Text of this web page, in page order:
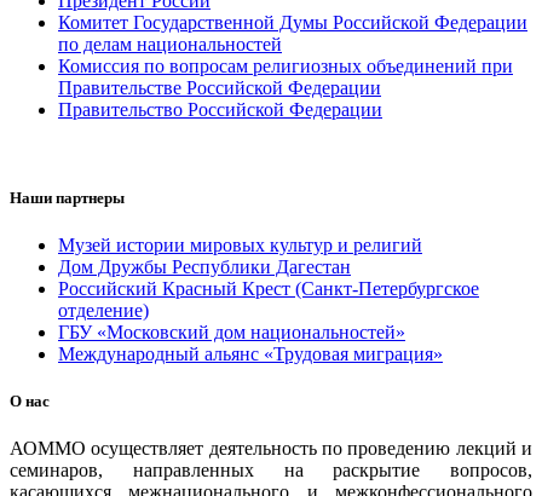
Комитет Государственной Думы Российской Федерации
по делам национальностей
Комиссия по вопросам религиозных объединений при
Правительстве Российской Федерации
Правительство Российской Федерации
Наши партнеры
Музей истории мировых культур и религий
Дом Дружбы Республики Дагестан
Российский Красный Крест (Санкт-Петербургское
отделение)
ГБУ «Московский дом национальностей»
Международный альянс «Трудовая миграция»
О нас
АОММО осуществляет деятельность по проведению лекций и
семинаров, направленных на раскрытие вопросов,